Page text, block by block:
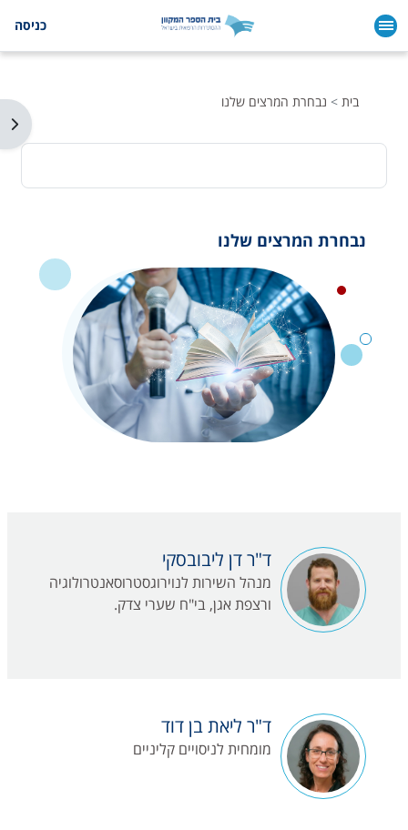
כניסה
בית נבחרת המרצים שלנו
נבחרת המרצים שלנו
ד"ר דן ליבובסקי
מנהל השירות לנוירוגסטרוסאנטרולוגיה
ורצפת אגן, בי"ח שערי צדק.
ד"ר ליאת בן דוד
מומחית לניסויים קליניים